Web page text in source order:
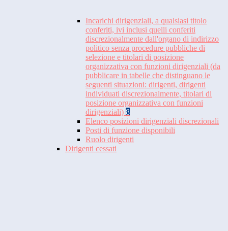
Incarichi dirigenziali, a qualsiasi titolo
conferiti, ivi inclusi quelli conferiti
discrezionalmente dall'organo di indirizzo
politico senza procedure pubbliche di
selezione e titolari di posizione
organizzativa con funzioni dirigenziali (da
pubblicare in tabelle che distinguano le
seguenti situazioni: dirigenti, dirigenti
individuati discrezionalmente, titolari di
posizione organizzativa con funzioni
dirigenziali) 8
Elenco posizioni dirigenziali discrezionali
Posti di funzione disponibili
Ruolo dirigenti
Dirigenti cessati